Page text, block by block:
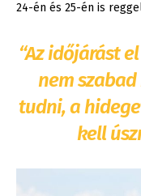
24-én és 25-én is
“Az időjárást
nem
tudni, a
kell